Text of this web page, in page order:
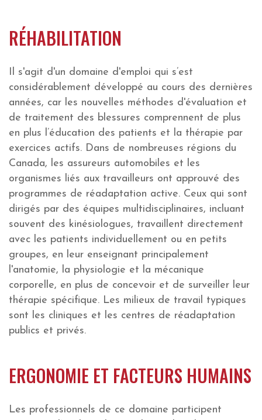
RÉHABILITATION
Il s'agit d'un domaine d'emploi qui s’est
considérablement développé au cours des dernières
années, car les nouvelles méthodes d'évaluation et
de traitement des blessures comprennent de plus
en plus l’éducation des patients et la thérapie par
exercices actifs. Dans de nombreuses régions du
Canada, les assureurs automobiles et les
organismes liés aux travailleurs ont approuvé des
programmes de réadaptation active. Ceux qui sont
dirigés par des équipes multidisciplinaires, incluant
souvent des kinésiologues, travaillent directement
avec les patients individuellement ou en petits
groupes, en leur enseignant principalement
l'anatomie, la physiologie et la mécanique
corporelle, en plus de concevoir et de surveiller leur
thérapie spécifique. Les milieux de travail typiques
sont les cliniques et les centres de réadaptation
publics et privés.
ERGONOMIE ET FACTEURS HUMAINS
Les professionnels de ce domaine participent